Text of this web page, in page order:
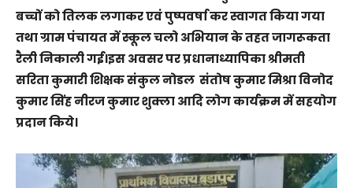
बच्चों को तिलक लगाकर एवं पुष्पवर्षा कर स्वागत किया गया
तथा ग्राम पंचायत में स्कूल चलो अभियान के तहत जागरूकता
रैली निकाली गई।इस अवसर पर प्रधानाध्यापिका श्रीमती
सरिता कुमारी शिक्षक संकुल नोडल संतोष कुमार मिश्रा विनोद
कुमार सिंह नीरज कुमार शुक्ला आदि लोग कार्यक्रम में सहयोग
प्रदान किये।